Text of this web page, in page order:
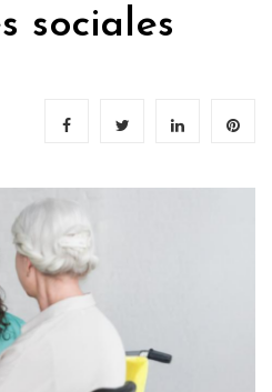
sociales